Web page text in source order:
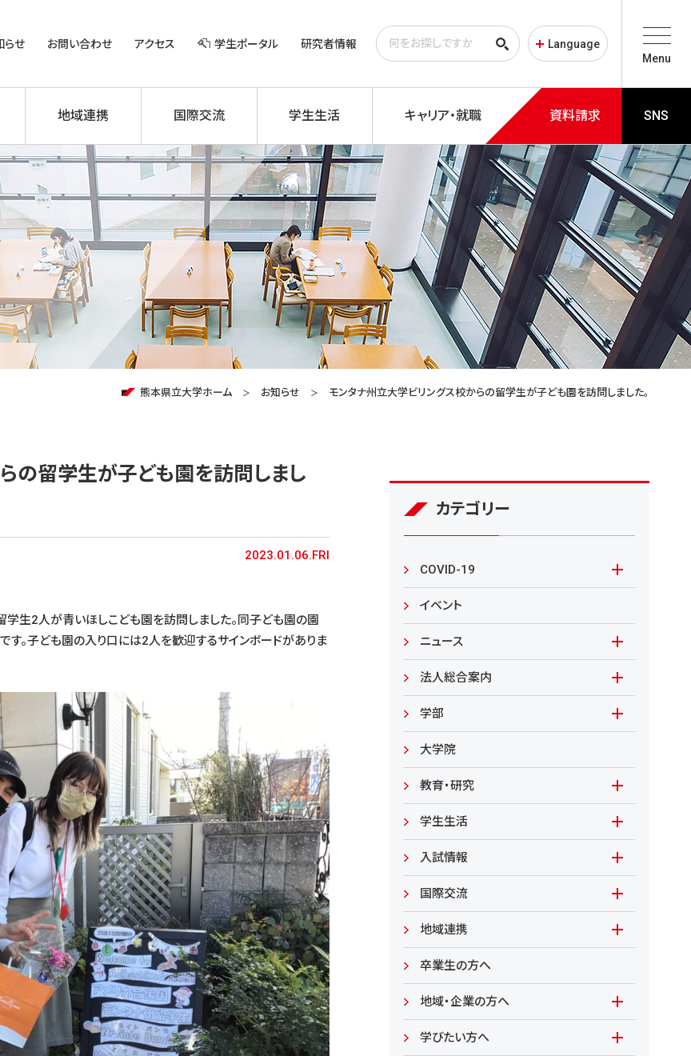
らせ お問い合わせ アクセス 学生ポータル 研究者情報 Language
地域連携 国際交流 学生生活 キャリア・就職 資料請求 SNS
Menu
熊本県立大学ホーム お知らせ モンタナ州立大学ビリングス校からの留学生が子ども園を訪問しました。
の留学生が子ども園を訪問しまし
2023.01.06.FRI
生2人が青いほしこども園を訪問しました。同子ども園の園
。子ども園の入り口には2人を歓迎するサインボードがありま
カテゴリー
COVID-19
本学の対応
在学生の皆様へ
来学される皆様へ
イベント
ニュース
報道資料
基本情報
法人総合案内
入札情報
教職員募集
教職員募集（教員）
学部
文学部
日文
英米
環境資源
居住環境
食健康
教育/学部・大学院
大学院
教育・研究
教育
地域連携型学生研究(旧学生GP)
もやいすと育成プログラム
学生生活
在学生の方へ
入試情報
入試情報(学部)
入試情報(大学院)
国際交流
Global Lounge
地域連携
公開講座
卒業生の方へ
地域・企業の方へ
学びたい方へ(生涯学習)
学びたい方へ